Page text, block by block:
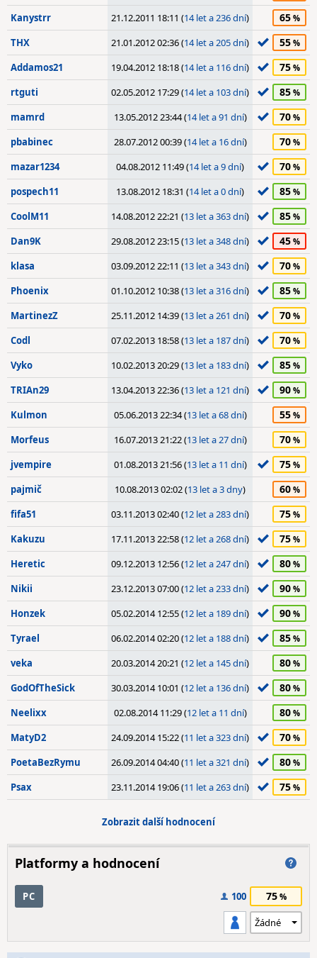
Kanystrr 21.12.2011 18:11 (14 let a 236 dní) 65
THX 21.01.2012 02:36 (14 let a 205 dní) 55
Addamos21 19.04.2012 18:18 (14 let a 116 dní) 75
rtguti 02.05.2012 17:29 (14 let a 103 dní) 85
mamrd 13.05.2012 23:44 (14 let a 91 dní) 70
pbabinec 28.07.2012 00:39 (14 let a 16 dní) 70
mazar1234 04.08.2012 11:49 (14 let a 9 dní) 70
pospech11 13.08.2012 18:31 (14 let a 0 dní) 85
CoolM11 14.08.2012 22:21 (13 let a 363 dní) 85
Dan9K 29.08.2012 23:15 (13 let a 348 dní) 45
klasa 03.09.2012 22:11 (13 let a 343 dní) 70
Phoenix 01.10.2012 10:38 (13 let a 316 dní) 85
MartinezZ 25.11.2012 14:39 (13 let a 261 dní) 70
Codl 07.02.2013 18:58 (13 let a 187 dní) 70
Vyko 10.02.2013 20:29 (13 let a 183 dní) 85
TRIAn29 13.04.2013 22:36 (13 let a 121 dní) 90
Kulmon 05.06.2013 22:34 (13 let a 68 dní) 55
Morfeus 16.07.2013 21:22 (13 let a 27 dní) 70
jvempire 01.08.2013 21:56 (13 let a 11 dní) 75
pajmič 10.08.2013 02:02 (13 let a 3 dny) 60
fifa51 03.11.2013 02:40 (12 let a 283 dní) 75
Kakuzu 17.11.2013 22:58 (12 let a 268 dní) 75
Heretic 09.12.2013 12:56 (12 let a 247 dní) 80
Nikii 23.12.2013 07:00 (12 let a 233 dní) 90
Honzek 05.02.2014 12:55 (12 let a 189 dní) 90
Tyrael 06.02.2014 02:20 (12 let a 188 dní) 85
veka 20.03.2014 20:21 (12 let a 145 dní) 80
GodOfTheSick 30.03.2014 10:01 (12 let a 136 dní) 80
Neelixx 02.08.2014 11:29 (12 let a 11 dní) 80
MatyD2 24.09.2014 15:22 (11 let a 323 dní) 70
PoetaBezRymu 26.09.2014 04:40 (11 let a 321 dní) 80
Psax 23.11.2014 19:06 (11 let a 263 dní) 75
Zobrazit další hodnocení
Platformy a hodnocení
PC 100 75